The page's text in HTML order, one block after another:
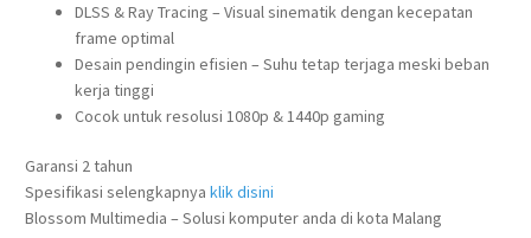
DLSS & Ray Tracing – Visual sinematik dengan kecepatan
frame optimal
Desain pendingin efisien – Suhu tetap terjaga meski beban
kerja tinggi
Cocok untuk resolusi 1080p & 1440p gaming
Garansi 2 tahun
Spesifikasi selengkapnya klik disini
Blossom Multimedia – Solusi komputer anda di kota Malang